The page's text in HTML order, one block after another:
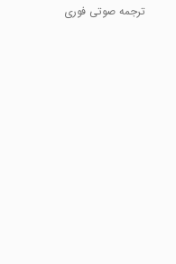
ترجمه صوتی فوری